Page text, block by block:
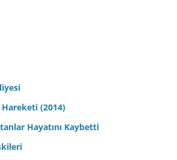
(2014)
Hayatını Kaybetti